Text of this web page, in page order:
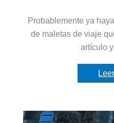
Probablemente ya
de maletas de viaje
artículo